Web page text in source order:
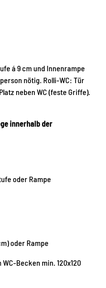
á 9 cm und Innenrampe
nötig. Rolli-WC: Tür
neben WC (feste Griffe).
innerhalb der
oder Rampe
oder Rampe
Becken min. 120x120